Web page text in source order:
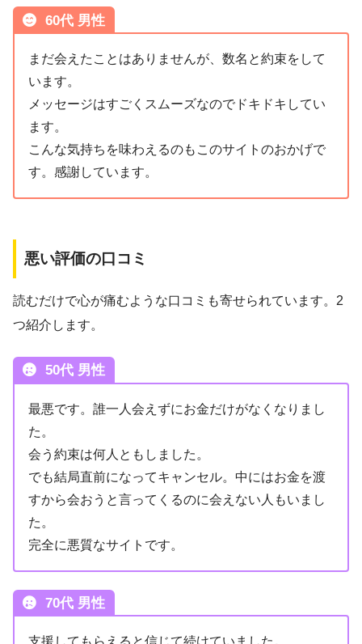
60代 男性
まだ会えたことはありませんが、数名と約束をして
います。
メッセージはすごくスムーズなのでドキドキしてい
ます。
こんな気持ちを味わえるのもこのサイトのおかげで
す。感謝しています。
悪い評価の口コミ
読むだけで心が痛むような口コミも寄せられています。2
つ紹介します。
50代 男性
最悪です。誰一人会えずにお金だけがなくなりまし
た。
会う約束は何人ともしました。
でも結局直前になってキャンセル。中にはお金を渡
すから会おうと言ってくるのに会えない人もいまし
た。
完全に悪質なサイトです。
70代 男性